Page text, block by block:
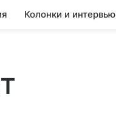
Колонки и интервью